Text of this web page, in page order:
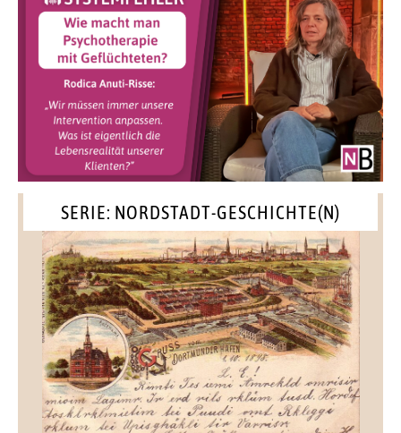
SERIE: NORDSTADT-GESCHICHTE(N)